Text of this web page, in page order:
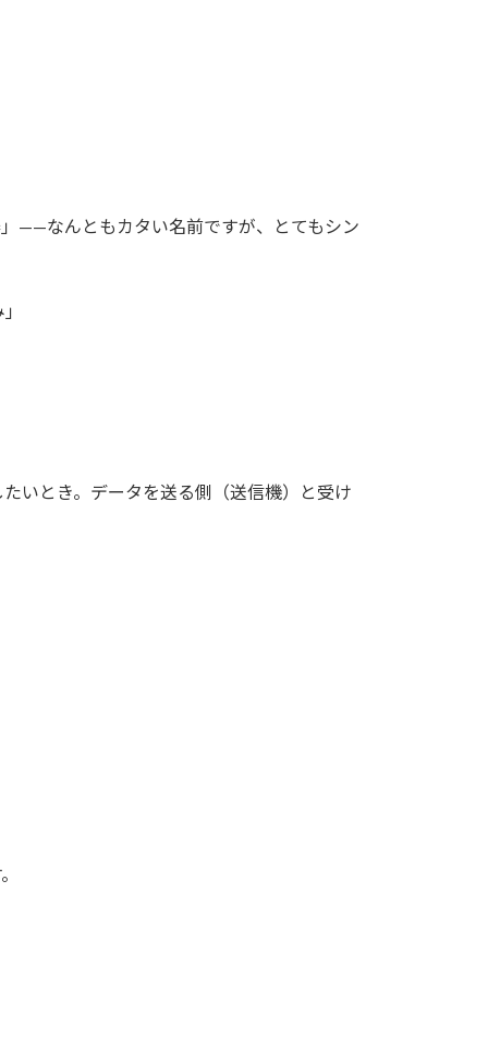
——なんともカタい名前ですが、とてもシン
いとき。データを送る側（送信機）と受け